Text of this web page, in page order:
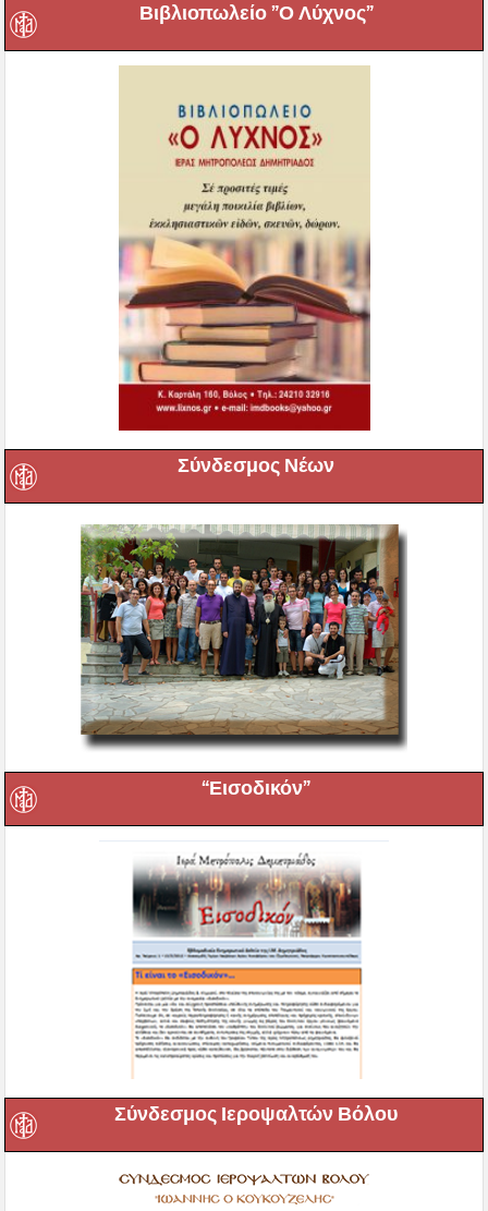
Βιβλιοπωλείο ”Ο Λύχνος”
Σύνδεσμος Νέων
“Εισοδικόν”
Σύνδεσμος Ιεροψαλτών Βόλου